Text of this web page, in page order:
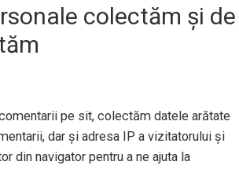
colectăm și de
pe sit, colectăm datele arătate
dar și adresa IP a vizitatorului și
din navigator pentru a ne ajuta la